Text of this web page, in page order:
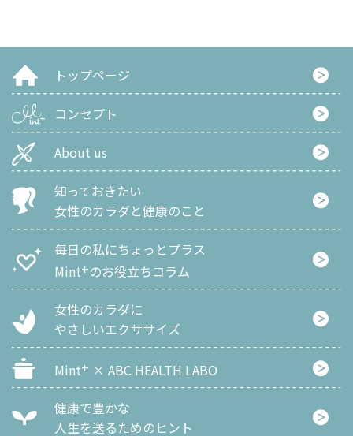
トップページ
コンセプト
About us
知っておきたい
女性のカラダと健康のこと
毎日の私にちょっとプラス
Mint+のお役立ちコラム
女性のカラダに
やさしいエクササイズ
Mint+ × ABC HEALTH LABO
健康で豊かな
人生を送るためのヒント